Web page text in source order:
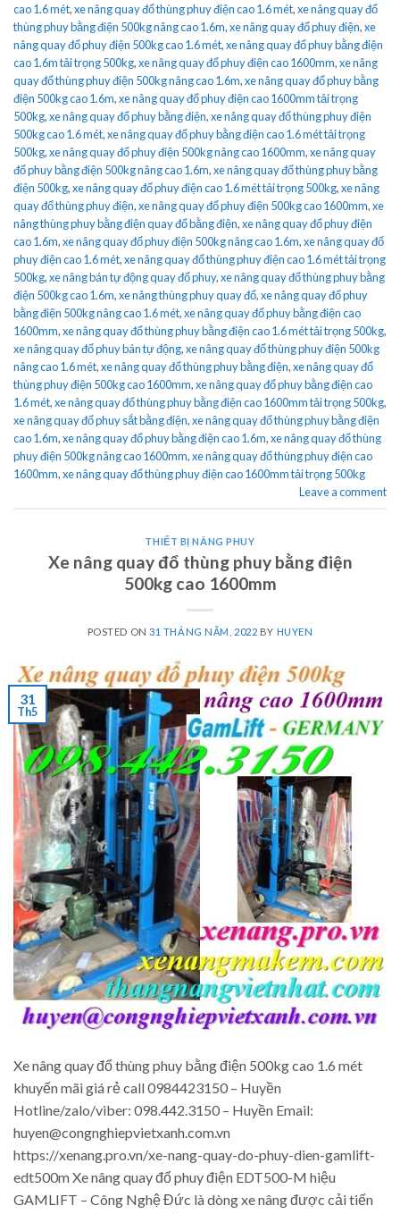
cao 1.6 mét,xe nâng quay đổ thùng phuy điện cao 1.6 mét,xe nâng quay đổ
thùng phuy bằng điện 500kg nâng cao 1.6m,xe nâng quay đổ phuy điện,xe
nâng quay đổ phuy điện 500kg cao 1.6 mét,xe nâng quay đổ phuy bằng điện
cao 1.6m tải trọng 500kg,xe nâng quay đổ phuy điện cao 1600mm,xe nâng
quay đổ thùng phuy điện 500kg nâng cao 1.6m,xe nâng quay đổ phuy bằng
điện 500kg cao 1.6m,xe nâng quay đổ phuy điện cao 1600mm tải trọng
500kg,xe nâng quay đổ phuy bằng điện,xe nâng quay đổ thùng phuy điện
500kg cao 1.6 mét,xe nâng quay đổ phuy bằng điện cao 1.6 mét tải trọng
500kg,xe nâng quay đổ phuy điện 500kg nâng cao 1600mm,xe nâng quay
đổ phuy bằng điện 500kg nâng cao 1.6m,xe nâng quay đổ thùng phuy bằng
điện 500kg,xe nâng quay đổ phuy điện cao 1.6 mét tải trọng 500kg,xe nâng
quay đổ thùng phuy điện,xe nâng quay đổ phuy điện 500kg cao 1600mm,xe
nâng thùng phuy bằng điện quay đổ bằng điện,xe nâng quay đổ phuy điện
cao 1.6m,xe nâng quay đổ phuy điện 500kg nâng cao 1.6m,xe nâng quay đổ
phuy điện cao 1.6 mét,xe nâng quay đổ thùng phuy điện cao 1.6 mét tải trọng
500kg,xe nâng bán tự động quay đổ phuy,xe nâng quay đổ thùng phuy bằng
điện 500kg cao 1.6m,xe nâng thùng phuy quay đổ,xe nâng quay đổ phuy
bằng điện 500kg nâng cao 1.6 mét,xe nâng quay đổ phuy bằng điện cao
1600mm,xe nâng quay đổ thùng phuy bằng điện cao 1.6 mét tải trọng 500kg,
xe nâng quay đổ phuy bán tự động,xe nâng quay đổ thùng phuy điện 500kg
nâng cao 1.6 mét,xe nâng quay đổ thùng phuy bằng điện,xe nâng quay đổ
thùng phuy điện 500kg cao 1600mm,xe nâng quay đổ phuy bằng điện cao
1.6 mét,xe nâng quay đổ thùng phuy bằng điện cao 1600mm tải trọng 500kg,
xe nâng quay đổ phuy sắt bằng điện,xe nâng quay đổ thùng phuy bằng điện
cao 1.6m,xe nâng quay đổ phuy bằng điện cao 1.6m,xe nâng quay đổ thùng
phuy điện 500kg nâng cao 1600mm,xe nâng quay đổ thùng phuy điện cao
1600mm,xe nâng quay đổ thùng phuy điện cao 1600mm tải trọng 500kg
Leave a comment
THIẾT BỊ NÂNG PHUY
Xe nâng quay đổ thùng phuy bằng điện
500kg cao 1600mm
POSTED ON31 THÁNG NĂM, 2022 BY HUYEN
31
Th5
Xe nâng quay đổ thùng phuy bằng điện 500kg cao 1.6 mét
khuyến mãi giá rẻ call 0984423150 – Huyền
Hotline/zalo/viber: 098.442.3150 – Huyền Email:
huyen@congnghiepvietxanh.com.vn
https://xenang.pro.vn/xe-nang-quay-do-phuy-dien-gamlift-
edt500m Xe nâng quay đổ phuy điện EDT500-M hiệu
GAMLIFT – Công Nghệ Đức là dòng xe nâng được cải tiến